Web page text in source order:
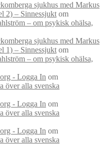
sjukhus med Markus
2) – Sinnessjukt om
– om psykisk ohälsa,
sjukhus med Markus
1) – Sinnessjukt om
– om psykisk ohälsa,
- Logga In om
över alla svenska
- Logga In om
över alla svenska
- Logga In om
över alla svenska